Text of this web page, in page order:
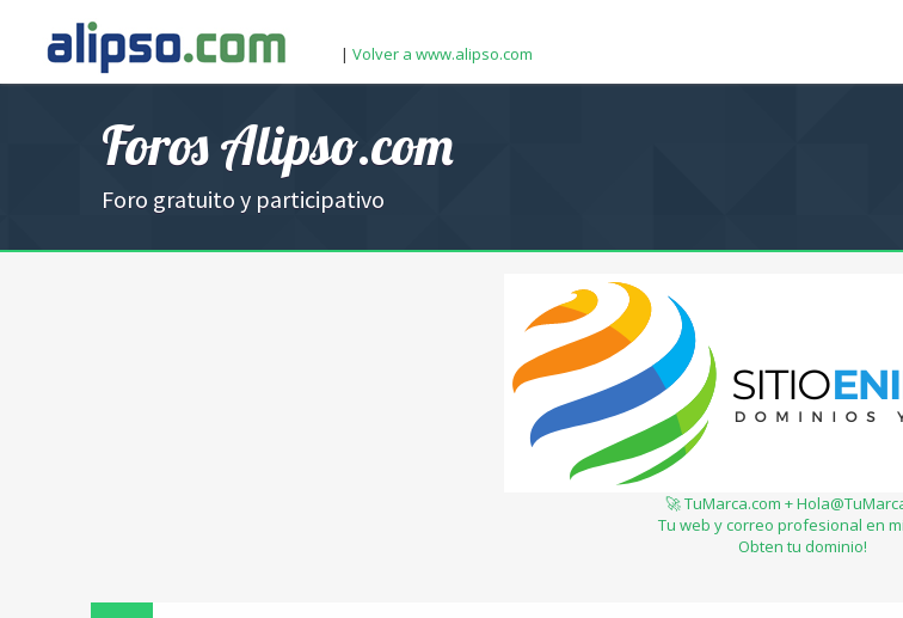
| Volver a www.alipso.com
Foros Alipso.com
Foro gratuito y participativo
🚀 TuMarca.com +
Tu web y correo profesional en
Obten tu dominio!